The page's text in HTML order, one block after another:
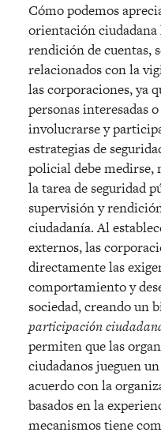
Cómo podemos
orientación
rendición de cuentas,
relacionados con la
las corporaciones, ya
personas interesadas
involucrarse y
estrategias de
policial debe medirse,
la tarea de seguridad
supervisión y
ciudadanía. Al
externos, las
directamente las
comportamiento y
sociedad, creando un
participación
permiten que las
ciudadanos jueguen
acuerdo con la
basados en la
mecanismos tiene